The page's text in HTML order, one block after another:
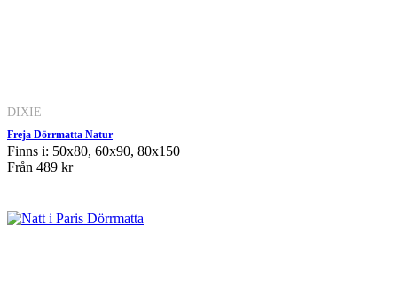
DIXIE
Freja Dörrmatta Natur
Finns i: 50x80, 60x90, 80x150
Från 489 kr